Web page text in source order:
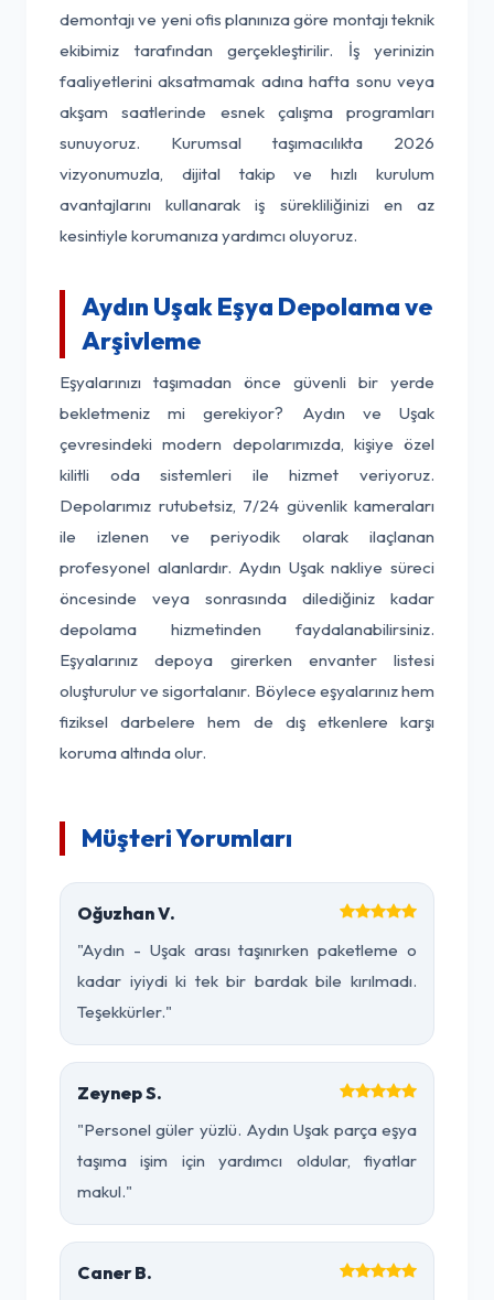
demontajı ve yeni ofis planınıza göre montajı teknik
ekibimiz tarafından gerçekleştirilir. İş yerinizin
faaliyetlerini aksatmamak adına hafta sonu veya
akşam saatlerinde esnek çalışma programları
sunuyoruz. Kurumsal taşımacılıkta 2026
vizyonumuzla, dijital takip ve hızlı kurulum
avantajlarını kullanarak iş sürekliliğinizi en az
kesintiyle korumanıza yardımcı oluyoruz.
Aydın Uşak Eşya Depolama ve
Arşivleme
Eşyalarınızı taşımadan önce güvenli bir yerde
bekletmeniz mi gerekiyor? Aydın ve Uşak
çevresindeki modern depolarımızda, kişiye özel
kilitli oda sistemleri ile hizmet veriyoruz.
Depolarımız rutubetsiz, 7/24 güvenlik kameraları
ile izlenen ve periyodik olarak ilaçlanan
profesyonel alanlardır. Aydın Uşak nakliye süreci
öncesinde veya sonrasında dilediğiniz kadar
depolama hizmetinden faydalanabilirsiniz.
Eşyalarınız depoya girerken envanter listesi
oluşturulur ve sigortalanır. Böylece eşyalarınız hem
fiziksel darbelere hem de dış etkenlere karşı
koruma altında olur.
Müşteri Yorumları
Oğuzhan V.
"Aydın - Uşak arası taşınırken paketleme o
kadar iyiydi ki tek bir bardak bile kırılmadı.
Teşekkürler."
Zeynep S.
"Personel güler yüzlü. Aydın Uşak parça eşya
taşıma işim için yardımcı oldular, fiyatlar
makul."
Caner B.